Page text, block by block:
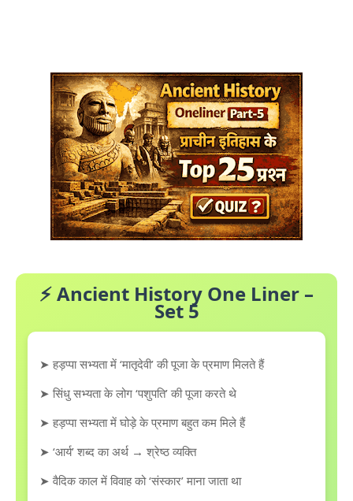
⚡ Ancient History One Liner –
Set 5
➤ हड़प्पा सभ्यता में ‘मातृदेवी’ की पूजा के प्रमाण मिलते हैं
➤ सिंधु सभ्यता के लोग ‘पशुपति’ की पूजा करते थे
➤ हड़प्पा सभ्यता में घोड़े के प्रमाण बहुत कम मिले हैं
➤ ‘आर्य’ शब्द का अर्थ → श्रेष्ठ व्यक्ति
➤ वैदिक काल में विवाह को ‘संस्कार’ माना जाता था